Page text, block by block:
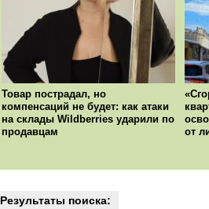
Товар пострадал, но
компенсаций не будет: как атаки
на склады Wildberries ударили по
продавцам
от
Результаты поиска: